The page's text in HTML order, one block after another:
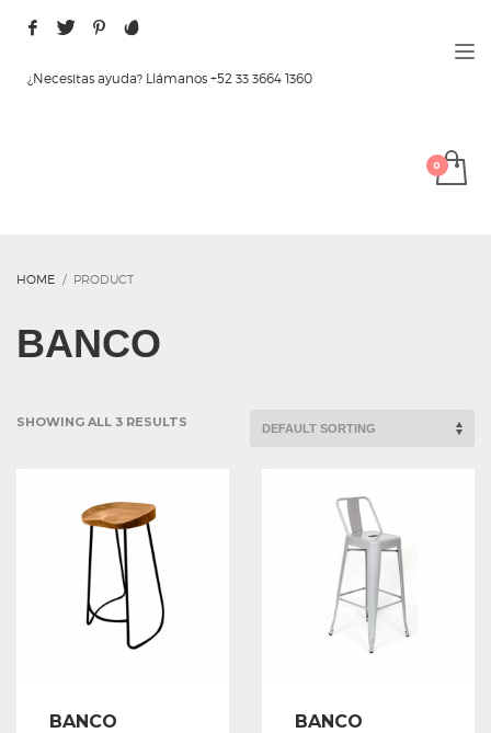
¿Necesitas ayuda? Llámanos +52 33 3664 1360
HOME PRODUCT
BANCO
SHOWING ALL 3 RESULTS
BANCO
BANCO